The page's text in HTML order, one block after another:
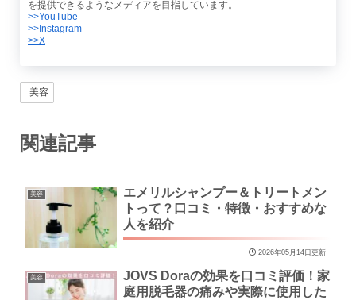
を提供できるようなメディアを目指しています。
>>YouTube
>>Instagram
>>X
美容
関連記事
美容
エメリルシャンプー＆トリートメン
トって？口コミ・特徴・おすすめな
人を紹介
2026年05月14日更新
美容
JOVS Doraの効果を口コミ評価！家
庭用脱毛器の痛みや実際に使用した